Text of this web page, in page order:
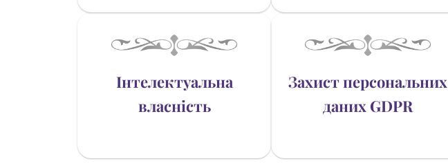
Інтелектуальна
власність
Захист персональних
даних GDPR